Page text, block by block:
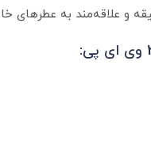
و علاقه‌مند به عطرهای